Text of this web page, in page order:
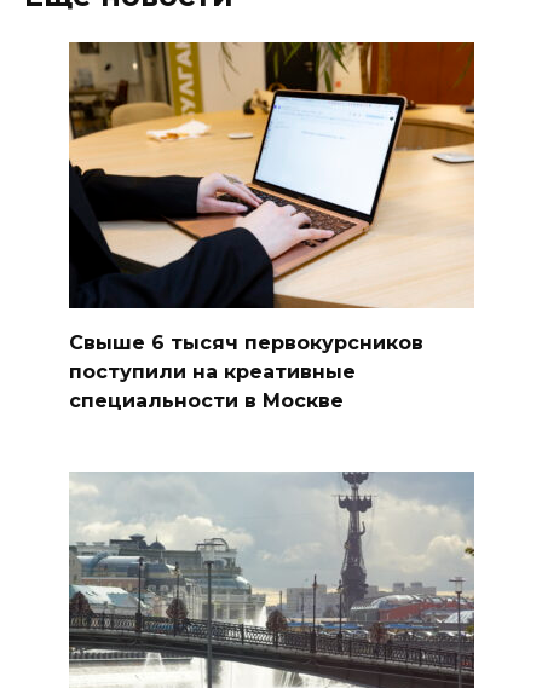
Свыше 6 тысяч первокурсников
поступили на креативные
специальности в Москве